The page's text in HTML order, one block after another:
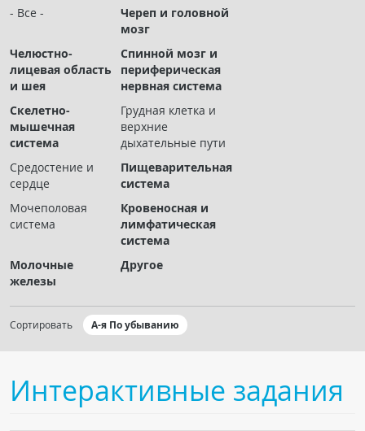
Чат RADIOMED
ОБРАЗОВАНИЕ
Интерактивные задания
Презентации
Публикации
Журнал "Лучевая диагностика и терапия"
- Все -
Череп и головной
мозг
Челюстно-
лицевая область
и шея
Спинной мозг и
периферическая
нервная система
Скелетно-
мышечная
система
Грудная клетка и
верхние
дыхательные пути
Средостение и
сердце
Пищеварительная
система
Мочеполовая
система
Кровеносная и
лимфатическая
система
Молочные
железы
Другое
Сортировать А-я По убыванию
Интерактивные задания